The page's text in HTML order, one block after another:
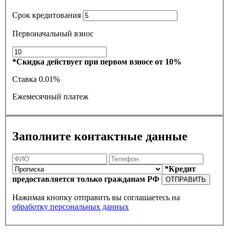
Срок кредитования
Первоначальный взнос
*Скидка действует при первом взносе от 10%
Ставка 0.01%
Ежемесячный платеж
Заполните контактные данные
*Кредит
предоставляется только гражданам РФ
ОТПРАВИТЬ
Нажимая кнопку отправить вы соглашаетесь на
обработку персональных данных